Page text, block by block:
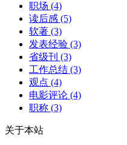
职场 (4)
读后感 (5)
软著 (3)
发表经验 (3)
省级刊 (3)
工作总结 (3)
观点 (4)
电影评论 (4)
职称 (3)
关于本站